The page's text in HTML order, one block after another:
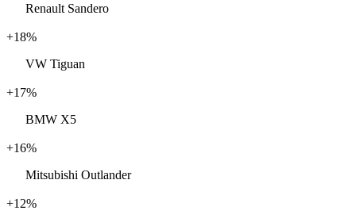
Renault Sandero
+18%
VW Tiguan
+17%
BMW X5
+16%
Mitsubishi Outlander
+12%